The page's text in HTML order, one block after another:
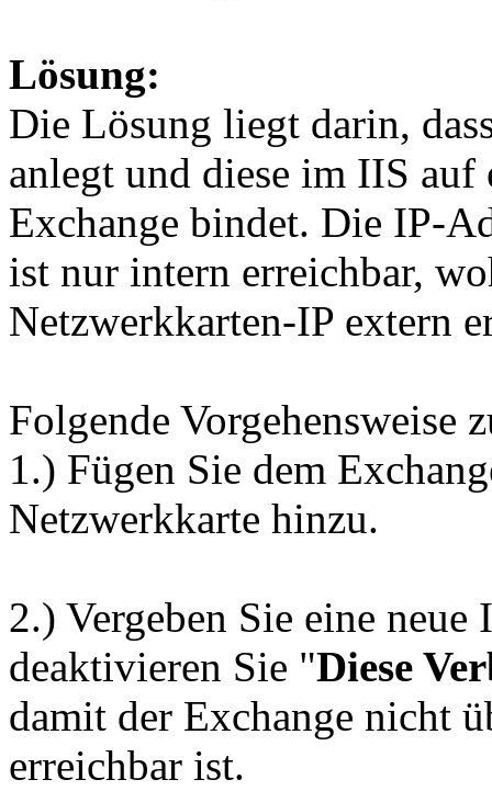
Lösung:
Die Lösung liegt darin,
anlegt und diese im IIS
Exchange bindet. Die IP-
ist nur intern erreichbar,
Netzwerkkarten-IP extern
Folgende Vorgehensweise
1.) Fügen Sie dem
Netzwerkkarte hinzu.
2.) Vergeben Sie eine
deaktivieren Sie "Diese
damit der Exchange nicht
erreichbar ist.